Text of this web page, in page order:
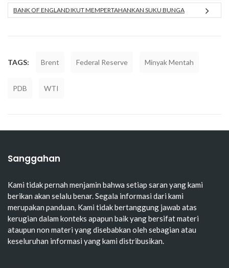
BANK OF ENGLAND IKUT MEMPERTAHANKAN SUKU BUNGA
TAGS: Brent Federal Reserve Minyak Mentah
PDB WTI
Sanggahan
Kami tidak pernah menjamin bahwa setiap saran yang kami
berikan akan selalu benar. Segala informasi dari kami
merupakan panduan. Kami tidak bertanggung jawab atas
kerugian dalam konteks apapun baik yang bersifat materi
ataupun non materi yang disebabkan oleh sebagian atau
keseluruhan informasi yang kami distribusikan.